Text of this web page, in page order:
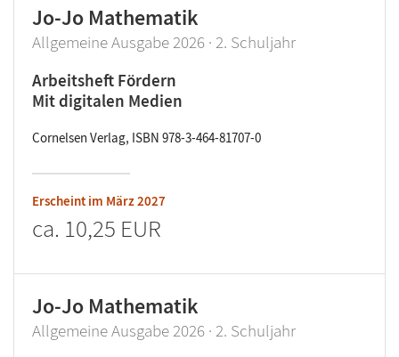
Jo-Jo Mathematik
Allgemeine Ausgabe 2026 · 2. Schuljahr
Arbeitsheft Fördern
Mit digitalen Medien
Cornelsen Verlag, ISBN 978-3-464-81707-0
Erscheint im März 2027
ca. 10,25 EUR
Jo-Jo Mathematik
Allgemeine Ausgabe 2026 · 2. Schuljahr